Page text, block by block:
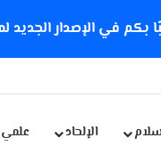
بكم في الإصدار الجديد
الإلحاد علمي